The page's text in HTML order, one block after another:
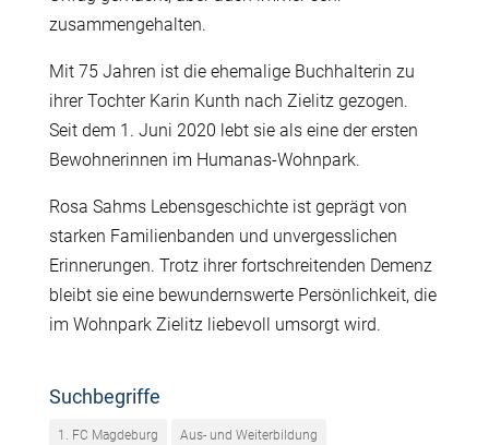
zusammengehalten.
Mit 75 Jahren ist die ehemalige Buchhalterin zu
ihrer Tochter Karin Kunth nach Zielitz gezogen.
Seit dem 1. Juni 2020 lebt sie als eine der ersten
Bewohnerinnen im Humanas-Wohnpark.
Rosa Sahms Lebensgeschichte ist geprägt von
starken Familienbanden und unvergesslichen
Erinnerungen. Trotz ihrer fortschreitenden Demenz
bleibt sie eine bewundernswerte Persönlichkeit, die
im Wohnpark Zielitz liebevoll umsorgt wird.
Suchbegriffe
1. FC Magdeburg Aus- und Weiterbildung